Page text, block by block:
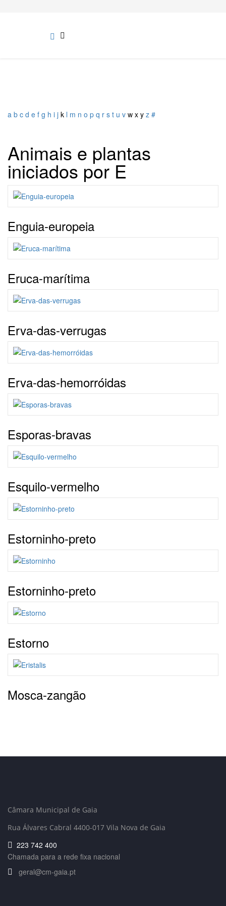
a b c d e f g h i j k l m n o p q r s t u v w x y z #
Animais e plantas
iniciados por E
Enguia-europeia
Eruca-marítima
Erva-das-verrugas
Erva‑das‑hemorróidas
Esporas-bravas
Esquilo-vermelho
Estorninho-preto
Estorninho-preto
Estorno
Mosca-zangão
Câmara Municipal de Gaia
Rua Álvares Cabral 4400-017 Vila Nova de Gaia
223 742 400
Chamada para a rede fixa nacional
geral@cm-gaia.pt